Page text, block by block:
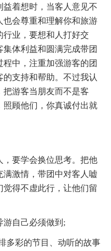
着想时，当客人意见不
会尊重和理解你和旅游
业，要想和人打好交
体利益和圆满完成带团
中，注重加强游客的团
支持和帮助。不过我认
游客当朋友而不是客
照顾他们，你真诚付出就
要学会换位思考。把他
激情，带团中对客人嘘
得不虚此行，让他们留
自己必须做到;
彩的节目、动听的故事